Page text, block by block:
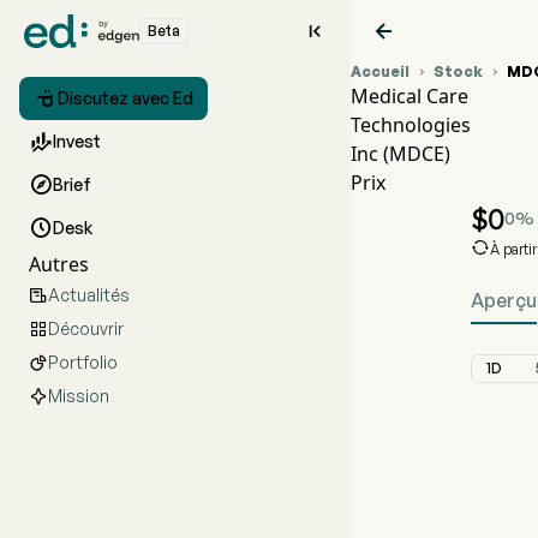
Beta 
 Discutez avec Ed
Invest
Brief
Desk
Autres
Actualités
Découvrir
Portfolio
Mission

Accueil  Stock 
Medical Care
Technologies
Inc (MDCE)
Prix
$00%
À
Aperçu
1D